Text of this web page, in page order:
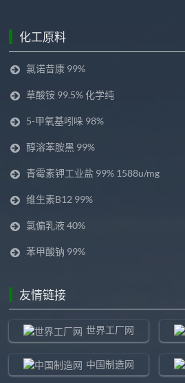
化工原料
氯诺昔康 99%
草酸铵 99.5% 化学纯
5-甲氧基吲哚 98%
醇溶苯胺黑 99%
青霉素钾工业盐 99% 1588u/mg
维生素B12 99%
氯偏乳液 40%
苯甲酸钠 99%
友情链接
世界工厂网
中国制造网